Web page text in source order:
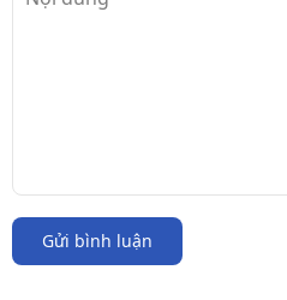
Gửi bình luận